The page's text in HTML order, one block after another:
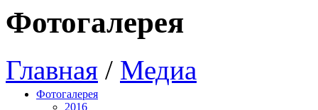
Фотогалерея
Главная / Медиа
Фотогалерея
2016